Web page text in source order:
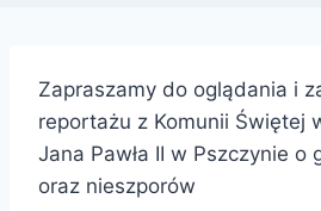
Zapraszamy do oglądania i
reportażu z Komunii Świętej
Jana Pawła II w Pszczynie o
oraz nieszporów